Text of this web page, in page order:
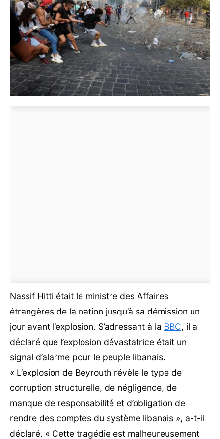
Nassif Hitti était le ministre des Affaires
étrangères de la nation jusqu’à sa démission un
jour avant l’explosion. S’adressant à la BBC, il a
déclaré que l’explosion dévastatrice était un
signal d’alarme pour le peuple libanais.
« L’explosion de Beyrouth révèle le type de
corruption structurelle, de négligence, de
manque de responsabilité et d’obligation de
rendre des comptes du système libanais », a-t-il
déclaré. « Cette tragédie est malheureusement